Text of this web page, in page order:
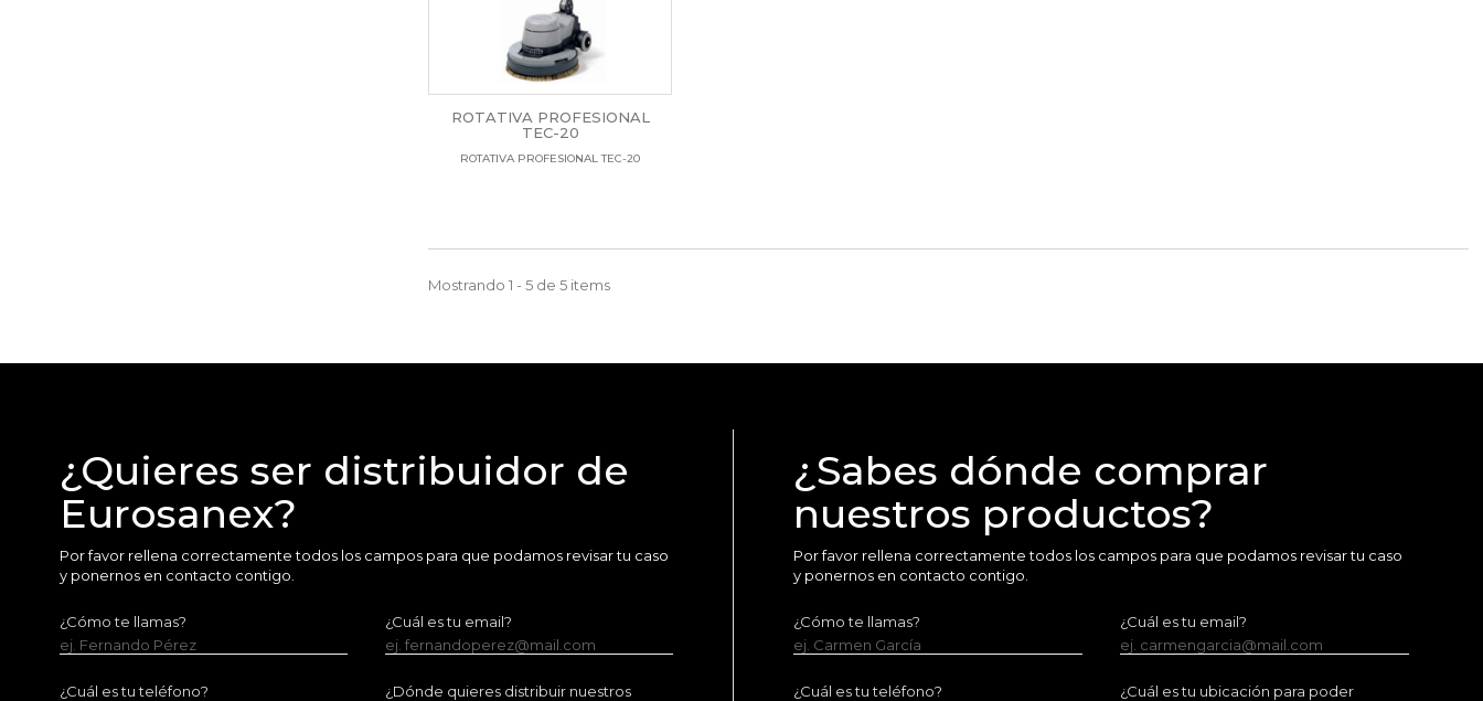
ROTATIVA PROFESIONAL
TEC-20
ROTATIVA PROFESIONAL TEC-20
Mostrando 1 - 5 de 5 items
¿Quieres ser distribuidor de
Eurosanex?
Por favor rellena correctamente todos los campos para que podamos revisar tu caso
y ponernos en contacto contigo.
¿Cómo te llamas?
ej. Fernando Pérez
¿Cuál es tu email?
ej. fernandoperez@mail.com
¿Cuál es tu teléfono?
¿Dónde quieres distribuir nuestros
¿Sabes dónde comprar
nuestros productos?
Por favor rellena correctamente todos los campos para que podamos revisar tu caso
y ponernos en contacto contigo.
¿Cómo te llamas?
ej. Carmen García
¿Cuál es tu email?
ej. carmengarcia@mail.com
¿Cuál es tu teléfono?
¿Cuál es tu ubicación para poder